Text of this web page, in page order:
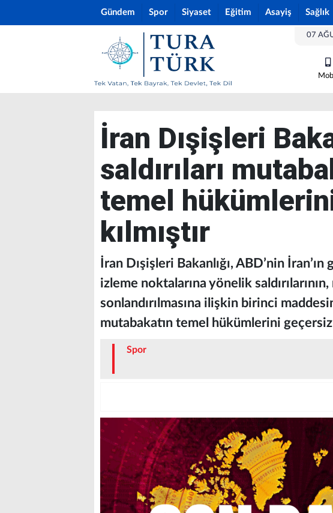
Gündem Spor Siyaset Eğitim Asayiş Sağlık
07
İran Dışişleri
saldırıları
temel
kılmıştır
İran Dışişleri Bakanlığı, ABD’nin
izleme noktalarına yönelik
sonlandırılmasına ilişkin birinci
mutabakatın temel hükümlerini geçersiz
Spor